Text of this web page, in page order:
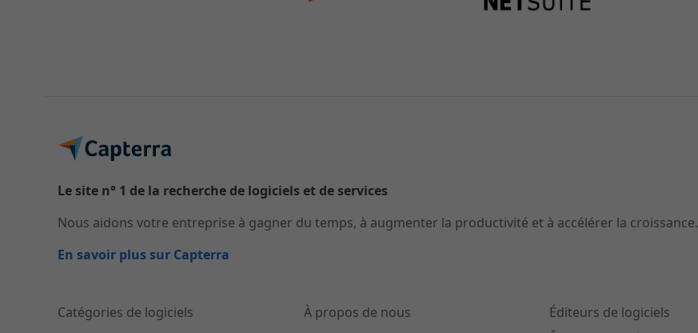
Le site n° 1 de la recherche de logiciels et de services
Nous aidons votre entreprise à gagner du temps, à augmenter la productivité et à accélérer la croissance.
En savoir plus sur Capterra
Catégories de logiciels
À propos de nous
Éditeurs de logiciels